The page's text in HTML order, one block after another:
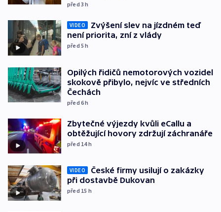
před 3h
VIDEO
Zvýšení slev na jízdném teď
není priorita, zní z vlády
před 5h
Opilých řidičů nemotorových vozidel
skokově přibylo, nejvíc ve středních
Čechách
před 6h
Zbytečné výjezdy kvůli eCallu a
obtěžující hovory zdržují záchranáře
před 14h
VIDEO
České firmy usilují o zakázky
při dostavbě Dukovan
před 15 h